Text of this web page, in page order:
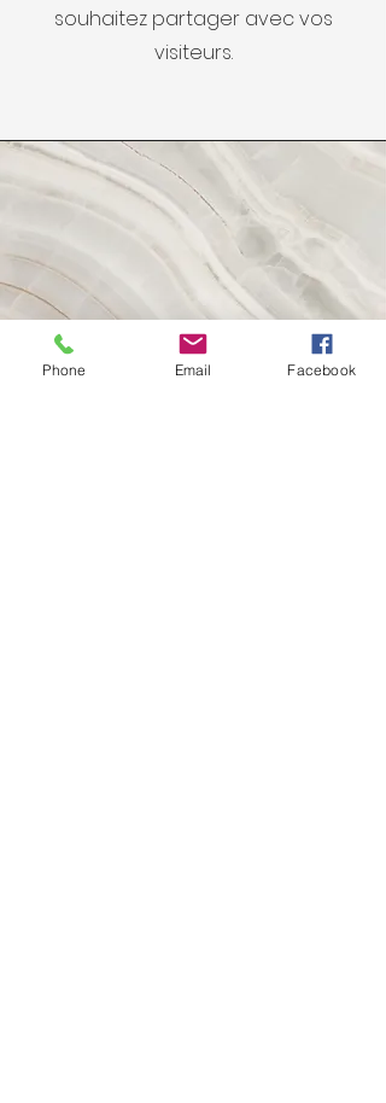
souhaitez partager avec vos
visiteurs.
Phone Email Facebook